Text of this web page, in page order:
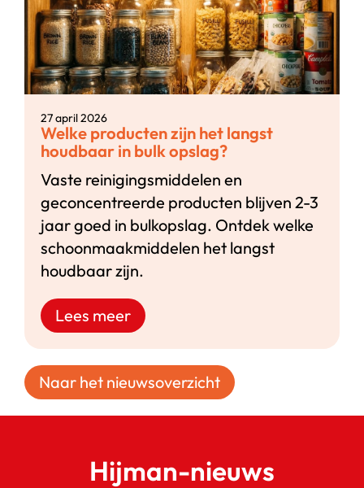
27 april 2026
Welke producten zijn het langst
houdbaar in bulk opslag?
Vaste reinigingsmiddelen en
geconcentreerde producten blijven 2-3
jaar goed in bulkopslag. Ontdek welke
schoonmaakmiddelen het langst
houdbaar zijn.
Lees meer
Naar het nieuwsoverzicht
Hijman-nieuws